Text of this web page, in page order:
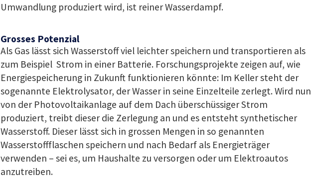
Umwandlung produziert wird, ist reiner Wasserdampf.
Grosses Potenzial
Als Gas lässt sich Wasserstoff viel leichter speichern und transportieren als
zum Beispiel Strom in einer Batterie. Forschungsprojekte zeigen auf, wie
Energiespeicherung in Zukunft funktionieren könnte: Im Keller steht der
sogenannte Elektrolysator, der Wasser in seine Einzelteile zerlegt. Wird nun
von der Photovoltaikanlage auf dem Dach überschüssiger Strom
produziert, treibt dieser die Zerlegung an und es entsteht synthetischer
Wasserstoff. Dieser lässt sich in grossen Mengen in so genannten
Wasserstoffflaschen speichern und nach Bedarf als Energieträger
verwenden – sei es, um Haushalte zu versorgen oder um Elektroautos
anzutreiben.